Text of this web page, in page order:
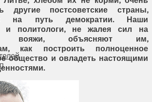
другие постсоветские страны,
на путь демократии. Наши
и политологи, не жалея сил на
вояжи, объясняют им,
как построить полноценное
общество и овладеть настоящими